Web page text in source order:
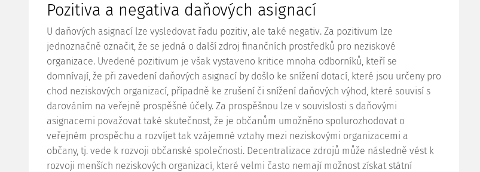
Pozitiva a negativa daňových asignací
U daňových asignací lze vysledovat řadu pozitiv, ale také negativ. Za pozitivum lze
jednoznačně označit, že se jedná o další zdroj finančních prostředků pro neziskové
organizace. Uvedené pozitivum je však vystaveno kritice mnoha odborníků, kteří se
domnívají, že při zavedení daňových asignací by došlo ke snížení dotací, které jsou určeny pro
chod neziskových organizací, případně ke zrušení či snížení daňových výhod, které souvisí s
darováním na veřejně prospěšné účely. Za prospěšnou lze v souvislosti s daňovými
asignacemi považovat také skutečnost, že je občanům umožněno spolurozhodovat o
veřejném prospěchu a rozvíjet tak vzájemné vztahy mezi neziskovými organizacemi a
občany, tj. vede k rozvoji občanské společnosti. Decentralizace zdrojů může následně vést k
rozvoji menších neziskových organizací, které velmi často nemají možnost získat státní